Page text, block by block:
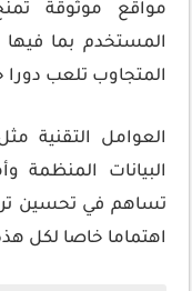
مواقع موثوقة
المستخدم بما
المتجاوب تلعب
العوامل التقنية
تساهم في تحسين
اهتماما خاصا لكل